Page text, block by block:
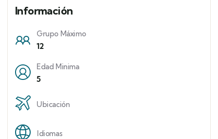
Información
Grupo Máximo
12
Edad Minima
5
Ubicación
Idiomas